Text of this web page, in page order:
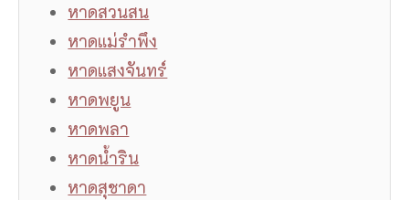
หาดสวนสน
หาดแม่รำพึง
หาดแสงจันทร์
หาดพยูน
หาดพลา
หาดน้ำริน
หาดสุชาดา